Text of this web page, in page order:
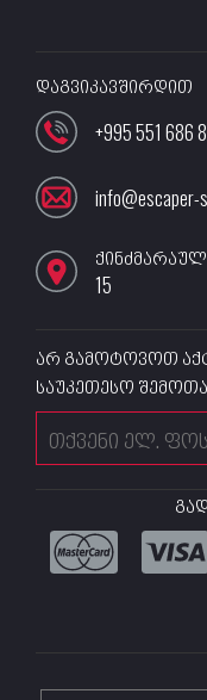
დაგვიკავშირდით
+995 551 686
info@escaper-
15
არ გამოტოვოთ
საუკეთესო